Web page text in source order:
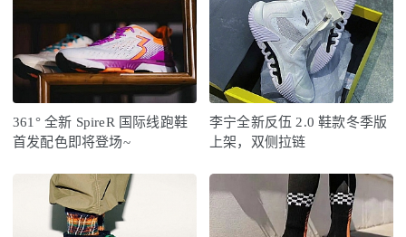
361° 全新 SpireR 国际线跑鞋
首发配色即将登场~
李宁全新反伍 2.0 鞋款冬季版
上架，双侧拉链